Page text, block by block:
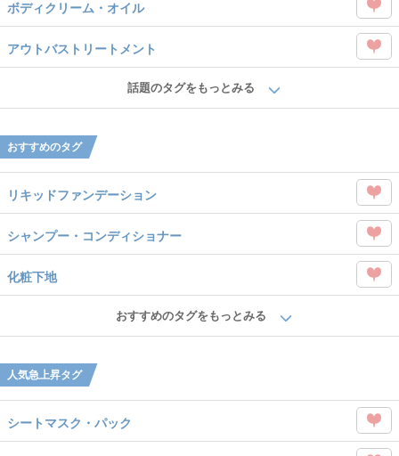
タグ
を
Like
ボディクリーム・オイル
この
タグ
Like
アウトバストリートメント
この
話題のタグをもっとみる
おすすめのタグ
リキッドファンデーション
この
タグ
を
Like
シャンプー・コンディショナー
この
タグ
Like
化粧下地
この
おすすめのタグをもっとみる
人気急上昇タグ
シートマスク・パック
この